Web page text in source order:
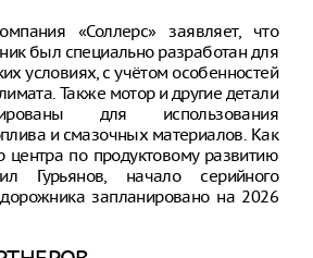
«Соллерс» заявляет, что
был специально разработан для
условиях, с учётом особенностей
Также мотор и другие детали
для использования
и смазочных материалов. Как
центра по продуктовому развитию
Гурьянов, начало серийного
запланировано на 2026